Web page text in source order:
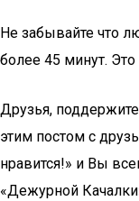
Не забывайте что
более 45 минут. Это
Друзья,
этим постом с
нравится!» и Вы
«Дежурной